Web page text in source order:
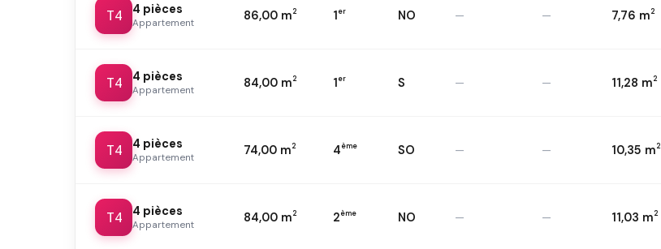
T4 4 pièces
Appartement
86,00 m2 1er NO — — 7,76 m2
T4 4 pièces
Appartement
84,00 m2 1er S — — 11,28 m2
T4 4 pièces
Appartement
74,00 m2 4ème SO — — 10,35 m2
T4 4 pièces
Appartement
84,00 m2 2ème NO — — 11,03 m2